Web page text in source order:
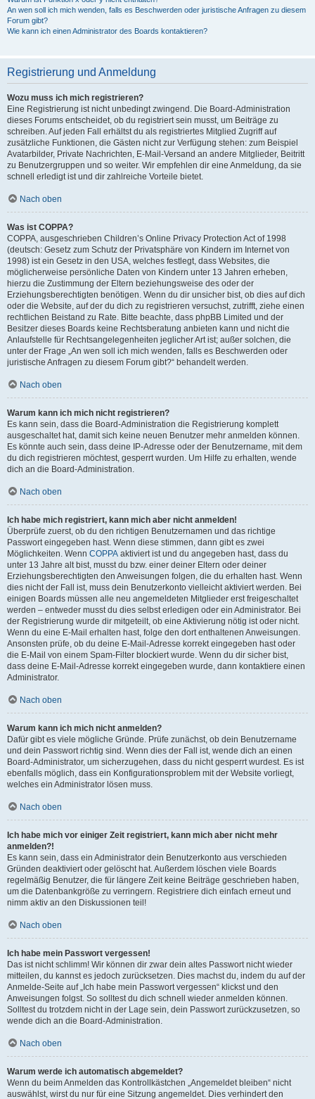
An wen soll ich mich wenden, falls es Beschwerden oder juristische Anfragen zu diesem
Forum gibt?
Wie kann ich einen Administrator des Boards kontaktieren?
Registrierung und Anmeldung
Wozu muss ich mich registrieren?
Eine Registrierung ist nicht unbedingt zwingend. Die Board-Administration
dieses Forums entscheidet, ob du registriert sein musst, um Beiträge zu
schreiben. Auf jeden Fall erhältst du als registriertes Mitglied Zugriff auf
zusätzliche Funktionen, die Gästen nicht zur Verfügung stehen: zum Beispiel
Avatarbilder, Private Nachrichten, E-Mail-Versand an andere Mitglieder, Beitritt
zu Benutzergruppen und so weiter. Wir empfehlen dir eine Anmeldung, da sie
schnell erledigt ist und dir zahlreiche Vorteile bietet.
Nach oben
Was ist COPPA?
COPPA, ausgeschrieben Children’s Online Privacy Protection Act of 1998
(deutsch: Gesetz zum Schutz der Privatsphäre von Kindern im Internet von
1998) ist ein Gesetz in den USA, welches festlegt, dass Websites, die
möglicherweise persönliche Daten von Kindern unter 13 Jahren erheben,
hierzu die Zustimmung der Eltern beziehungsweise des oder der
Erziehungsberechtigten benötigen. Wenn du dir unsicher bist, ob dies auf dich
oder die Website, auf der du dich zu registrieren versuchst, zutrifft, ziehe einen
rechtlichen Beistand zu Rate. Bitte beachte, dass phpBB Limited und der
Besitzer dieses Boards keine Rechtsberatung anbieten kann und nicht die
Anlaufstelle für Rechtsangelegenheiten jeglicher Art ist; außer solchen, die
unter der Frage „An wen soll ich mich wenden, falls es Beschwerden oder
juristische Anfragen zu diesem Forum gibt?“ behandelt werden.
Nach oben
Warum kann ich mich nicht registrieren?
Es kann sein, dass die Board-Administration die Registrierung komplett
ausgeschaltet hat, damit sich keine neuen Benutzer mehr anmelden können.
Es könnte auch sein, dass deine IP-Adresse oder der Benutzername, mit dem
du dich registrieren möchtest, gesperrt wurden. Um Hilfe zu erhalten, wende
dich an die Board-Administration.
Nach oben
Ich habe mich registriert, kann mich aber nicht anmelden!
Überprüfe zuerst, ob du den richtigen Benutzernamen und das richtige
Passwort eingegeben hast. Wenn diese stimmen, dann gibt es zwei
Möglichkeiten. Wenn COPPA aktiviert ist und du angegeben hast, dass du
unter 13 Jahre alt bist, musst du bzw. einer deiner Eltern oder deiner
Erziehungsberechtigten den Anweisungen folgen, die du erhalten hast. Wenn
dies nicht der Fall ist, muss dein Benutzerkonto vielleicht aktiviert werden. Bei
einigen Boards müssen alle neu angemeldeten Mitglieder erst freigeschaltet
werden – entweder musst du dies selbst erledigen oder ein Administrator. Bei
der Registrierung wurde dir mitgeteilt, ob eine Aktivierung nötig ist oder nicht.
Wenn du eine E-Mail erhalten hast, folge den dort enthaltenen Anweisungen.
Ansonsten prüfe, ob du deine E-Mail-Adresse korrekt eingegeben hast oder
die E-Mail von einem Spam-Filter blockiert wurde. Wenn du dir sicher bist,
dass deine E-Mail-Adresse korrekt eingegeben wurde, dann kontaktiere einen
Administrator.
Nach oben
Warum kann ich mich nicht anmelden?
Dafür gibt es viele mögliche Gründe. Prüfe zunächst, ob dein Benutzername
und dein Passwort richtig sind. Wenn dies der Fall ist, wende dich an einen
Board-Administrator, um sicherzugehen, dass du nicht gesperrt wurdest. Es ist
ebenfalls möglich, dass ein Konfigurationsproblem mit der Website vorliegt,
welches ein Administrator lösen muss.
Nach oben
Ich habe mich vor einiger Zeit registriert, kann mich aber nicht mehr
anmelden?!
Es kann sein, dass ein Administrator dein Benutzerkonto aus verschieden
Gründen deaktiviert oder gelöscht hat. Außerdem löschen viele Boards
regelmäßig Benutzer, die für längere Zeit keine Beiträge geschrieben haben,
um die Datenbankgröße zu verringern. Registriere dich einfach erneut und
nimm aktiv an den Diskussionen teil!
Nach oben
Ich habe mein Passwort vergessen!
Das ist nicht schlimm! Wir können dir zwar dein altes Passwort nicht wieder
mitteilen, du kannst es jedoch zurücksetzen. Dies machst du, indem du auf der
Anmelde-Seite auf „Ich habe mein Passwort vergessen“ klickst und den
Anweisungen folgst. So solltest du dich schnell wieder anmelden können.
Solltest du trotzdem nicht in der Lage sein, dein Passwort zurückzusetzen, so
wende dich an die Board-Administration.
Nach oben
Warum werde ich automatisch abgemeldet?
Wenn du beim Anmelden das Kontrollkästchen „Angemeldet bleiben“ nicht
auswählst, wirst du nur für eine Sitzung angemeldet. Dies verhindert den